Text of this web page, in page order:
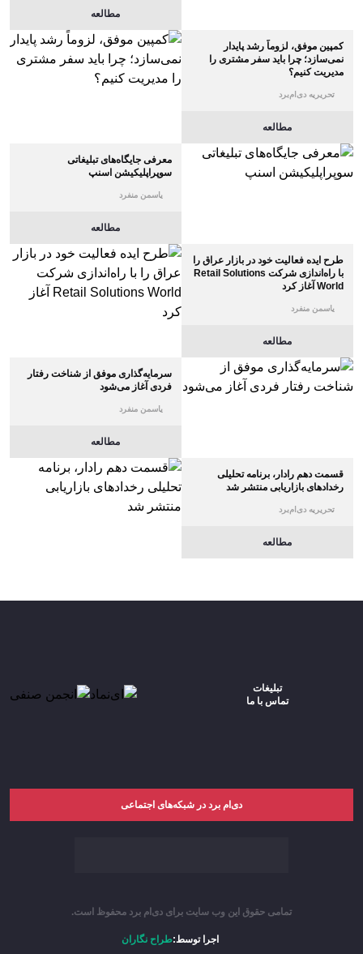
مطالعه
کمپین موفق، لزوماً رشد پایدار
نمی‌سازد؛ چرا باید سفر مشتری را
مدیریت کنیم؟
تحریریه دی‌ام‌برد
مطالعه
معرفی جایگاه‌های تبلیغاتی
سوپراپلیکیشن اسنپ
یاسمن منفرد
مطالعه
طرح ایده فعالیت خود در بازار عراق را
با راه‌اندازی شرکت Retail Solutions
World آغاز کرد
یاسمن منفرد
مطالعه
سرمایه‌گذاری موفق از شناخت رفتار
فردی آغاز می‌شود
یاسمن منفرد
مطالعه
قسمت دهم رادار، برنامه تحلیلی
رخدادهای بازاریابی منتشر شد
تحریریه دی‌ام‌برد
مطالعه
تبلیغات
تماس با ما
دی‌ام برد در شبکه‌های اجتماعی
تمامی حقوق این وب سایت برای دی‌ام برد محفوظ است.
اجرا توسط:طراح نگاران